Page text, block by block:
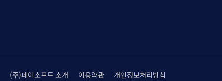
(주)페이소프트 소개 이용약관 개인정보처리방침